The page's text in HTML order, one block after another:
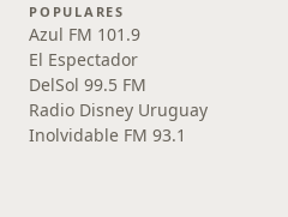
POPULARES
Azul FM 101.9
El Espectador
DelSol 99.5 FM
Radio Disney Uruguay
Inolvidable FM 93.1